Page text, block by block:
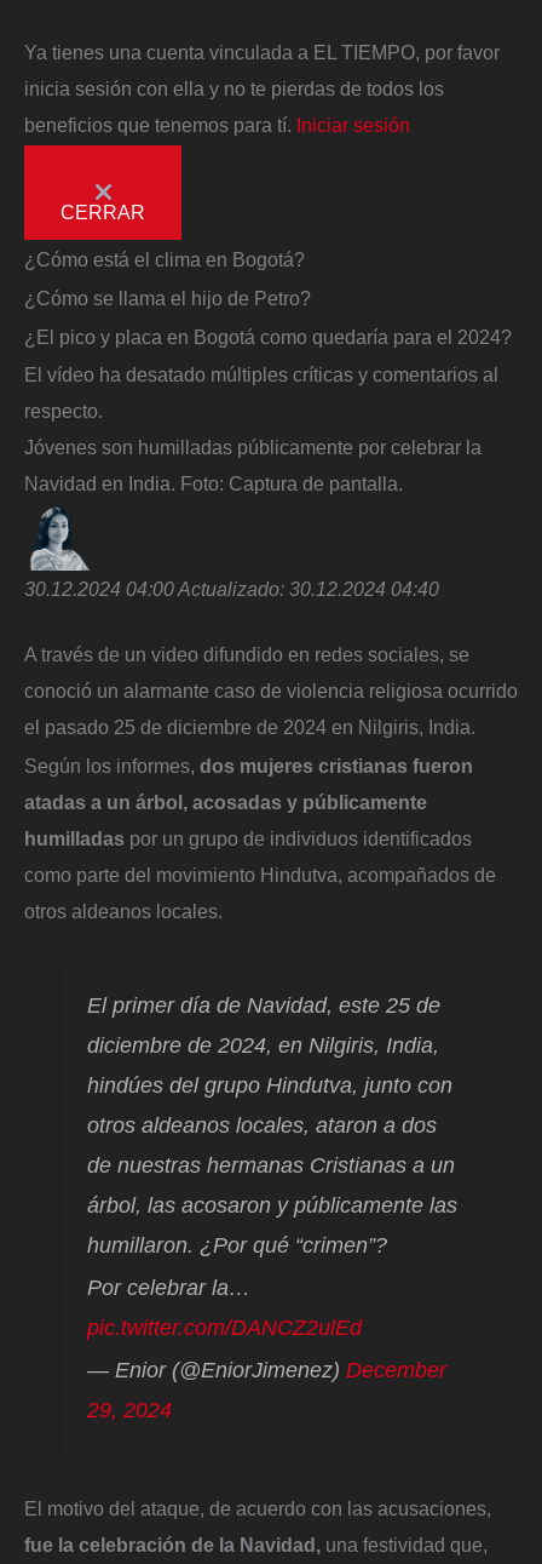
Ya tienes una cuenta vinculada a EL TIEMPO, por favor
inicia sesión con ella y no te pierdas de todos los
beneficios que tenemos para tí. Iniciar sesión
CERRAR
¿Cómo está el clima en Bogotá?
¿Cómo se llama el hijo de Petro?
¿El pico y placa en Bogotá como quedaría para el 2024?
El vídeo ha desatado múltiples críticas y comentarios al
respecto.
Jóvenes son humilladas públicamente por celebrar la
Navidad en India. Foto: Captura de pantalla.
30.12.2024 04:00Actualizado: 30.12.2024 04:40
A través de un video difundido en redes sociales, se
conoció un alarmante caso de violencia religiosa ocurrido
el pasado 25 de diciembre de 2024 en Nilgiris, India.
Según los informes, dos mujeres cristianas fueron
atadas a un árbol, acosadas y públicamente
humilladas por un grupo de individuos identificados
como parte del movimiento Hindutva, acompañados de
otros aldeanos locales.
El primer día de Navidad, este 25 de
diciembre de 2024, en Nilgiris, India,
hindúes del grupo Hindutva, junto con
otros aldeanos locales, ataron a dos
de nuestras hermanas Cristianas a un
árbol, las acosaron y públicamente las
humillaron. ¿Por qué “crimen”?
Por celebrar la…
pic.twitter.com/DANCZ2ulEd
— Enior (@EniorJimenez)December
29, 2024
El motivo del ataque, de acuerdo con las acusaciones,
fue la celebración de la Navidad, una festividad que,